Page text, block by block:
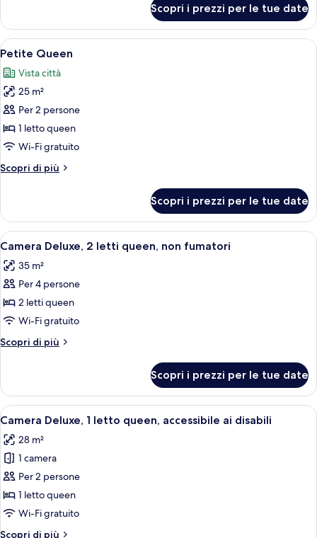
king,
non
fumatori
Deluxe,
letto
non
fumatori
Scopri i prezzi per le tue date
Apri
tutte
le
foto
per
Petite
Queen
Una camera d'albergo con un letto
4
Petite Queen
Vista città
25 m²
Per 2 persone
1 letto queen
Wi-Fi gratuito
Scopri di più
Altri
Queen
Scopri i prezzi per le tue date
Apri
tutte
le
foto
per
Camera
Deluxe,
2
queen,
non
fumatori
Biancheria da letto ipoallergenica,
5
Camera Deluxe, 2 letti queen, non fumatori
35 m²
Per 4 persone
2 letti queen
Wi-Fi gratuito
Scopri di più
Altri
Deluxe,
letti
non
fumatori
Scopri i prezzi per le tue date
Apri
tutte
le
foto
per
Camera
Deluxe,
Camera d'albergo moderna con un
3
Camera Deluxe, 1 letto queen, accessibile ai disabili
28 m²
1 camera
Per 2 persone
1 letto queen
Wi-Fi gratuito
Scopri di più
Altri